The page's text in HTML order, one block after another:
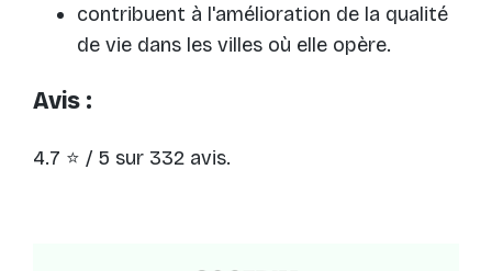
contribuent à l'amélioration de la qualité
de vie dans les villes où elle opère.
Avis :
4.7 ⭐ / 5 sur 332 avis.